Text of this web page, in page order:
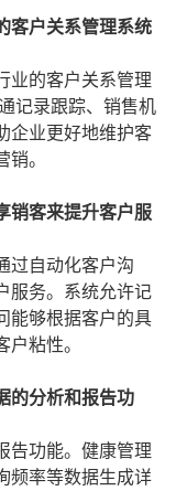
客户关系管理系统
业的客户关系管理
记录跟踪、销售机
企业更好地维护客
。
销客来提升客户服
过自动化客户沟
服务。系统允许记
能够根据客户的具
粘性。
的分析和报告功
告功能。健康管理
频率等数据生成详